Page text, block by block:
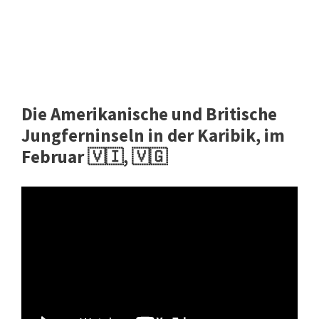
Die Amerikanische und Britische
Jungferninseln in der Karibik, im
Februar 🇻🇮, 🇻🇬